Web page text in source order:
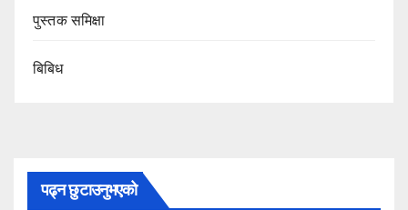
पुस्तक समिक्षा
बिबिध
पढ्न छुटाउनुभएको